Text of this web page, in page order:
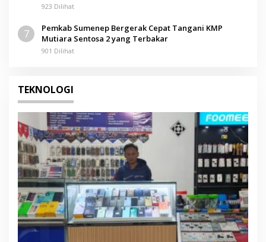
923 Dilihat
7
Pemkab Sumenep Bergerak Cepat Tangani KMP
Mutiara Sentosa 2 yang Terbakar
901 Dilihat
TEKNOLOGI